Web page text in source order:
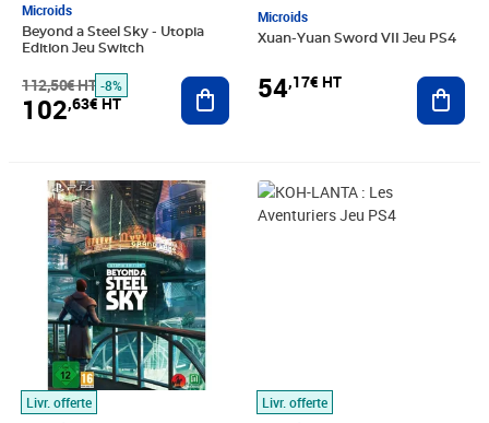
Microids
Beyond a Steel Sky - Utopia
Edition Jeu Switch
112,50€ HT -8%
102,63€ HT
Ajouter au panier
Microids
Xuan-Yuan Sword VII Jeu PS4
54,17€ HT
Livr. offerte
Prix 122,49€ HT
Livr. offerte
Prix 19,50€ HT